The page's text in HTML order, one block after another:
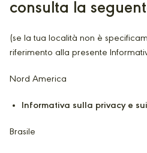
consulta la
(se la tua località non è
riferimento alla presente
Nord America
Informativa sulla privacy e
Brasile